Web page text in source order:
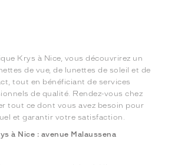
Krys à Nice, vous découvrirez un
de vue, de lunettes de soleil et de
tout en bénéficiant de services
de qualité. Rendez-vous chez
tout ce dont vous avez besoin pour
et garantir votre satisfaction.
à Nice : avenue Malaussena